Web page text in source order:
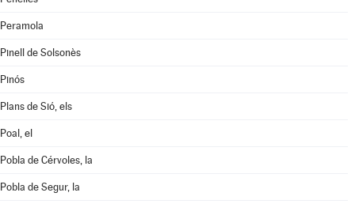
Peramola
Pinell de Solsonès
Pinós
Plans de Sió, els
Poal, el
Pobla de Cérvoles, la
Pobla de Segur, la